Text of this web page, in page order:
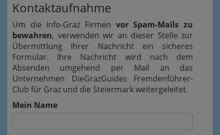
Kontaktaufnahme
Um die Info-Graz Firmen vor Spam-Mails zu
bewahren, verwenden wir an dieser Stelle zur
Übermittlung Ihrer Nachricht ein sicheres
Formular. Ihre Nachricht wird nach dem
Absenden umgehend per Mail an das
Unternehmen DieGrazGuides Fremdenführer-
Club für Graz und die Steiermark weitergeleitet.
Mein Name